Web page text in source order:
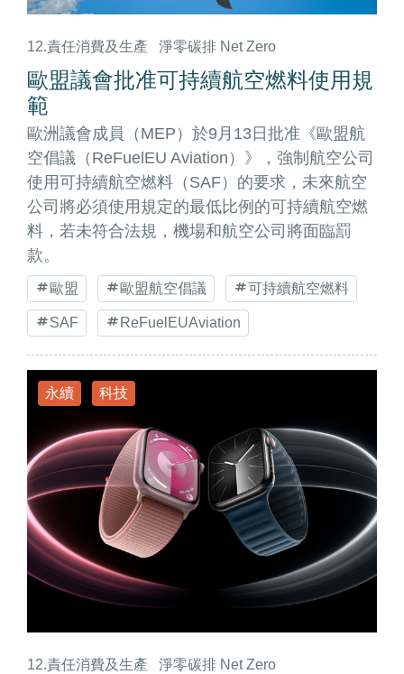
12.責任消費及生產 淨零碳排 Net Zero
歐盟議會批准可持續航空燃料使用規
範
歐洲議會成員（MEP）於9月13日批准《歐盟航
空倡議（ReFuelEU Aviation）》，強制航空公司
使用可持續航空燃料（SAF）的要求，未來航空
公司將必須使用規定的最低比例的可持續航空燃
料，若未符合法規，機場和航空公司將面臨罰
款。
歐盟 歐盟航空倡議 可持續航空燃料
SAF ReFuelEUAviation
永續 科技
12.責任消費及生產 淨零碳排 Net Zero